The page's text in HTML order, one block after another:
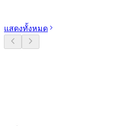
แสดงทั้งหมด